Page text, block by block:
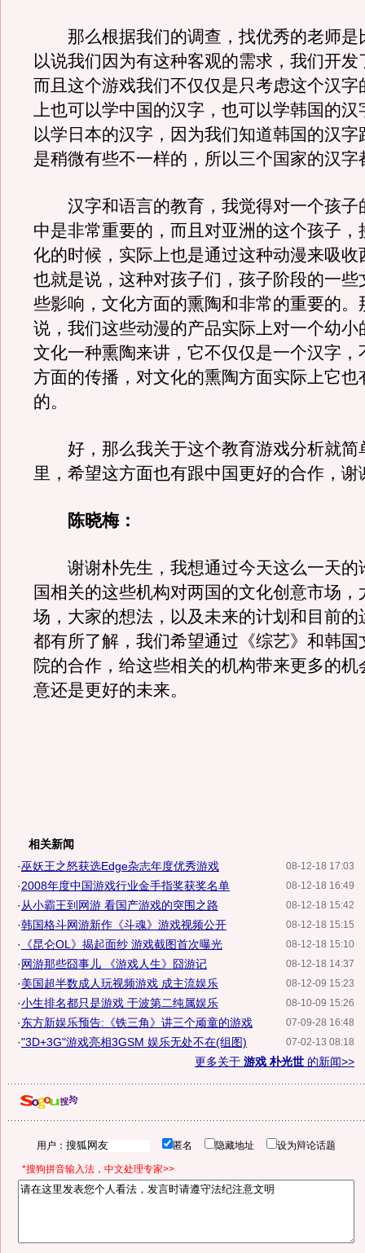
那么根据我们的调查，找优秀的老师是
以说我们因为有这种客观的需求，我们开发
而且这个游戏我们不仅仅是只考虑这个汉字
上也可以学中国的汉字，也可以学韩国的汉
以学日本的汉字，因为我们知道韩国的汉字
是稍微有些不一样的，所以三个国家的汉字
汉字和语言的教育，我觉得对一个孩子
中是非常重要的，而且对亚洲的这个孩子，
化的时候，实际上也是通过这种动漫来吸收
也就是说，这种对孩子们，孩子阶段的一些
些影响，文化方面的熏陶和非常的重要的。
说，我们这些动漫的产品实际上对一个幼小
文化一种熏陶来讲，它不仅仅是一个汉字，
方面的传播，对文化的熏陶方面实际上它也
的。
好，那么我关于这个教育游戏分析就简
里，希望这方面也有跟中国更好的合作，谢
陈晓梅：
谢谢朴先生，我想通过今天这么一天的
国相关的这些机构对两国的文化创意市场，
场，大家的想法，以及未来的计划和目前的
都有所了解，我们希望通过《综艺》和韩国
院的合作，给这些相关的机构带来更多的机
意还是更好的未来。
相关新闻
08-12-18 17:03
·巫妖王之怒获选Edge杂志年度优秀游戏
08-12-18 16:49
·2008年度中国游戏行业金手指奖获奖名单
08-12-18 15:42
· 从小霸王到网游 看国产游戏的突围之路
08-12-18 15:15
·韩国格斗网游新作《斗魂》游戏视频公开
08-12-18 15:10
· 《昆仑OL》揭起面纱 游戏截图首次曝光
08-12-18 14:37
·网游那些囧事儿 《游戏人生》囧游记
08-12-09 15:23
·美国超半数成人玩视频游戏 成主流娱乐
08-10-09 15:26
·小生排名都只是游戏 于波第二纯属娱乐
07-09-28 16:48
·东方新娱乐预告:《铁三角》讲三个顽童的游戏
07-02-13 08:18
·"3D+3G"游戏亮相3GSM 娱乐无处不在(组图)
更多关于 游戏 朴光世 的新闻>>
用户： 匿名 隐藏地址 设为辩论话题
*搜狗拼音输入法，中文处理专家>>